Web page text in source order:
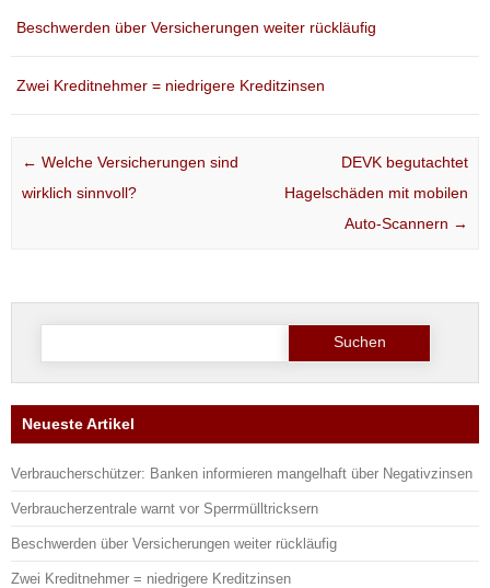
Beschwerden über Versicherungen weiter rückläufig
Zwei Kreditnehmer = niedrigere Kreditzinsen
Post navigation
← Welche Versicherungen sind
wirklich sinnvoll?
DEVK begutachtet
Hagelschäden mit mobilen
Auto-Scannern →
Suchen nach:
Neueste Artikel
Verbraucherschützer: Banken informieren mangelhaft über Negativzinsen
Verbraucherzentrale warnt vor Sperrmülltricksern
Beschwerden über Versicherungen weiter rückläufig
Zwei Kreditnehmer = niedrigere Kreditzinsen